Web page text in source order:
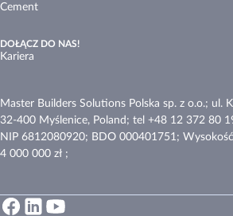
Cement
DOŁĄCZ DO NAS!
Kariera
Master Builders Solutions Polska sp. z o.o.; ul.
32-400 Myślenice, Poland; tel +48 12 372 80
NIP 6812080920; BDO 000401751; Wysokość
4 000 000 zł ;